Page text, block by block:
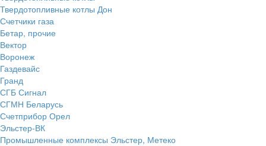
Твердотопливные котлы Дон
Счетчики газа
Бетар, прочие
Вектор
Воронеж
Газдевайс
Гранд
СГБ Сигнал
СГМН Беларусь
Счетприбор Орел
Эльстер-ВК
Промышленные комплексы Эльстер, Метеко